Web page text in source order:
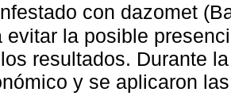
con dazomet
evitar la posible
resultados. Durante
y se aplicaron